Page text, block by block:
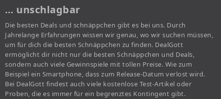
… unschlagbar
Die besten Deals und schnäppchen gibt es bei uns. Durch
Jahrelange Erfahrungen wissen wir genau, wo wir suchen müssen,
um für dich die besten Schnäppchen zu finden. DealGott
ermöglicht dir nicht nur die besten Schnäppchen und Deals,
sondern auch viele Gewinnspiele mit tollen Preise. Wie zum
Beispiel ein Smartphone, dass zum Release-Datum verlost wird.
Bei DealGott findest auch viele kostenlose Test-Artikel oder
Proben, die es immer für ein begrenztes Kontingent gibt.